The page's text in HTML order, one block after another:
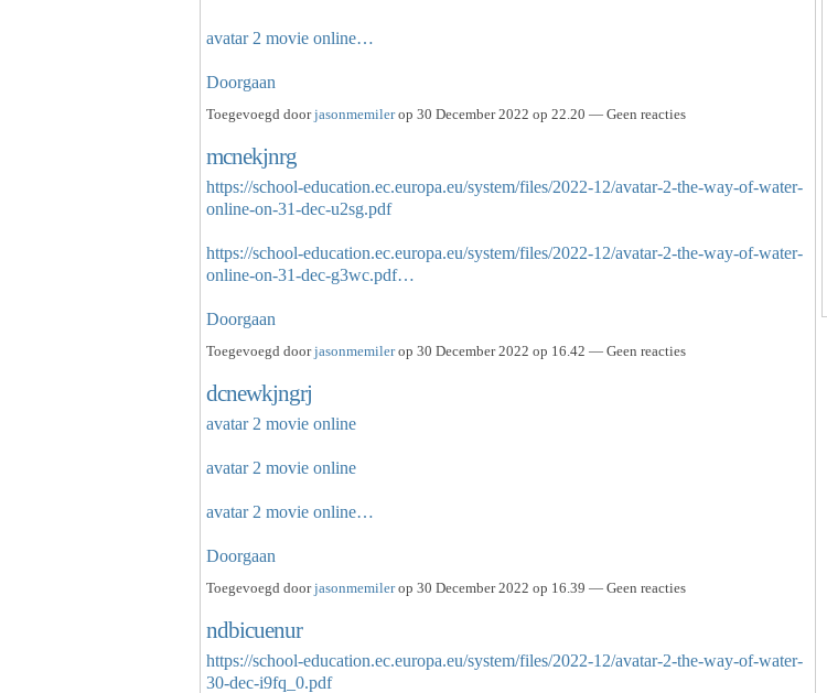
avatar 2 movie online…
Doorgaan
Toegevoegd doorjasonmemilerop 30 December 2022 op 22.20 — Geen reacties
mcnekjnrg
https://school-education.ec.europa.eu/system/files/2022-12/avatar-2-the-way-of-water-
online-on-31-dec-u2sg.pdf
https://school-education.ec.europa.eu/system/files/2022-12/avatar-2-the-way-of-water-
online-on-31-dec-g3wc.pdf…
Doorgaan
Toegevoegd doorjasonmemilerop 30 December 2022 op 16.42 — Geen reacties
dcnewkjngrj
avatar 2 movie online
avatar 2 movie online
avatar 2 movie online…
Doorgaan
Toegevoegd doorjasonmemilerop 30 December 2022 op 16.39 — Geen reacties
ndbicuenur
https://school-education.ec.europa.eu/system/files/2022-12/avatar-2-the-way-of-water-
30-dec-i9fq_0.pdf